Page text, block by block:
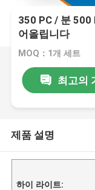
350 PC / 분 500
어올립니다
MOQ：1개 세트
최고의
제품 설명
하이 라이트: